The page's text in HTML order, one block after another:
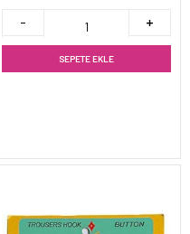
SEPETE EKLE